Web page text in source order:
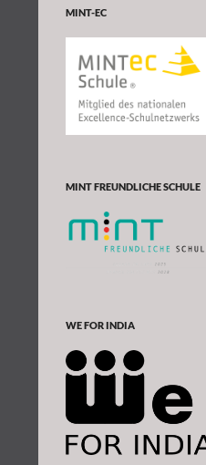
MINT-EC
MINT FREUNDLICHE SCHULE
WE FOR INDIA